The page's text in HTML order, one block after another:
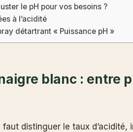
le pH pour vos besoins ?
à l’acidité
détartrant « Puissance pH »
blanc : entre
distinguer le taux d’acidité,